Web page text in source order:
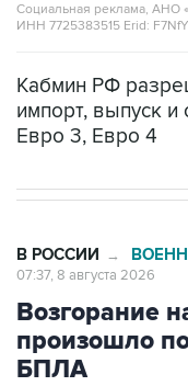
Социальная реклама, АНО
ИНН 7725383515 Erid:
Кабмин РФ
импорт, выпуск
Евро 3, Евро 4
В РОССИИ →
07:37, 8 августа 2026
Возгорание
произошло
БПЛА